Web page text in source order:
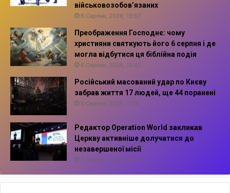
військовозобов’язаних
6 Серпня, 2026, 13:57
Преображення Господнє: чому
християни святкують його 6 серпня і де
могла відбутися ця біблійна подія
6 Серпня, 2026, 13:42
Російський масований удар по Києву
забрав життя 17 людей, ще 44 поранені
5 Серпня, 2026, 11:16
Редактор Operation World закликав
Церкву активніше долучатися до
незавершеної місії
5 Серпня, 2026, 10:14